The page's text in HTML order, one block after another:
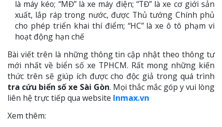
là máy kéo; “MĐ” là xe máy điện; “TĐ” là xe cơ giới sản
xuất, lắp ráp trong nước, được Thủ tướng Chính phủ
cho phép triển khai thí điểm; “HC” là xe ô tô phạm vi
hoạt động hạn chế
Bài viết trên là những thông tin cập nhật theo thông tư
mới nhất về biển số xe TPHCM. Rất mong những kiến
thức trên sẽ giúp ích được cho độc giả trong quá trình
tra cứu biển số xe Sài Gòn. Mọi thắc mắc góp y vui lòng
liên hệ trực tiếp qua website Inmax.vn
Xem thêm: